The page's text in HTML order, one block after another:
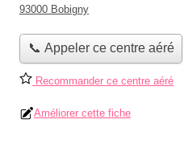
93000 Bobigny
📞 Appeler ce centre aéré
Recommander ce centre aéré
Améliorer cette fiche